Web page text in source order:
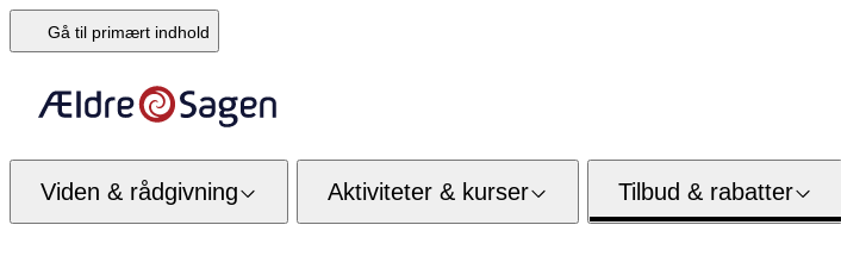
Gå til primært indhold
Viden & rådgivning Aktiviteter & kurser Tilbud & rabatter